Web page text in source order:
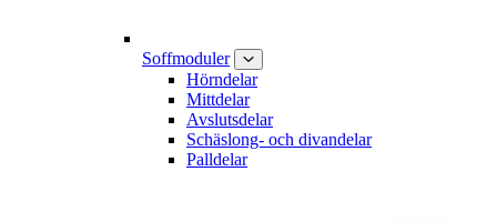
Soffmoduler
Hörndelar
Mittdelar
Avslutsdelar
Schäslong- och divandelar
Palldelar